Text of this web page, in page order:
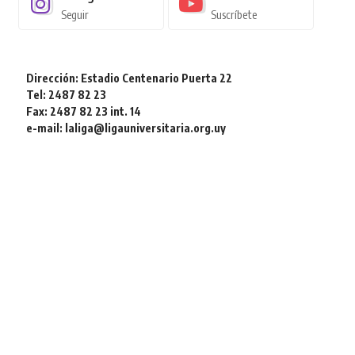
Seguir Suscríbete
Dirección: Estadio Centenario Puerta 22
Tel: 2487 82 23
Fax: 2487 82 23 int. 14
e-mail: laliga@ligauniversitaria.org.uy